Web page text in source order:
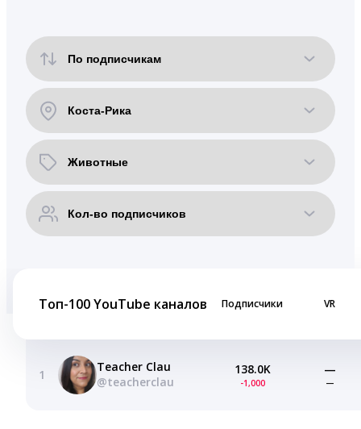
Топ-100 YouTube каналов Подписчики VR
1
Teacher Clau
@teacherclau
138.0K
-1,000
—
—